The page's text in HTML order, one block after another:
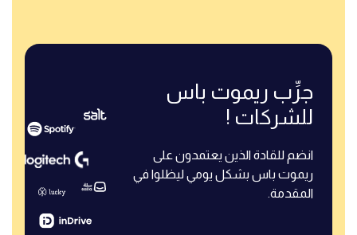
جرِّب ريموت باس
للشركات !
انضم للقادة الذين يعتمدون على
ريموت باس بشكل يومي ليظلوا في
المقدمة.